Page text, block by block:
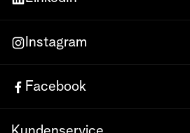
Instagram
Facebook